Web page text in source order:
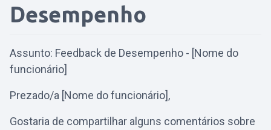
Desempenho
Assunto: Feedback de Desempenho - [Nome do
funcionário]
Prezado/a [Nome do funcionário],
Gostaria de compartilhar alguns comentários sobre